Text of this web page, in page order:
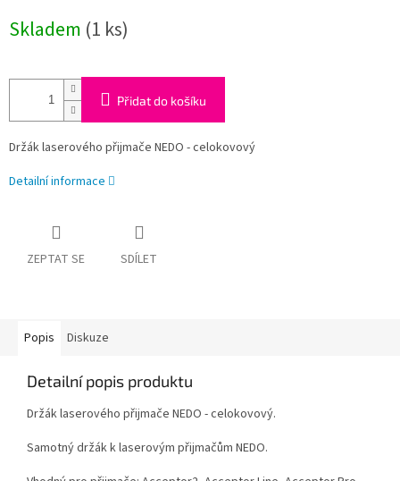
cena:
Skladem (1 ks)
Přidat do košíku
Držák laserového přijmače NEDO - celokovový
Detailní informace
ZEPTAT SE SDÍLET
Popis Diskuze
Detailní popis produktu
Držák laserového přijmače NEDO - celokovový.
Samotný držák k laserovým přijmačům NEDO.